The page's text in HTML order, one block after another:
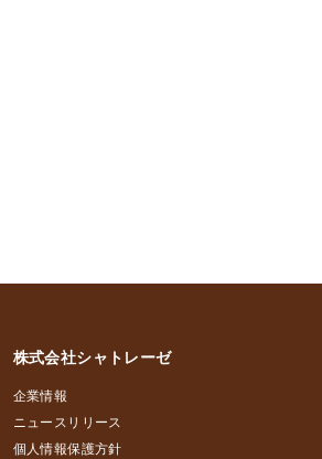
株式会社シャトレーゼ
企業情報
ニュースリリース
個人情報保護方針